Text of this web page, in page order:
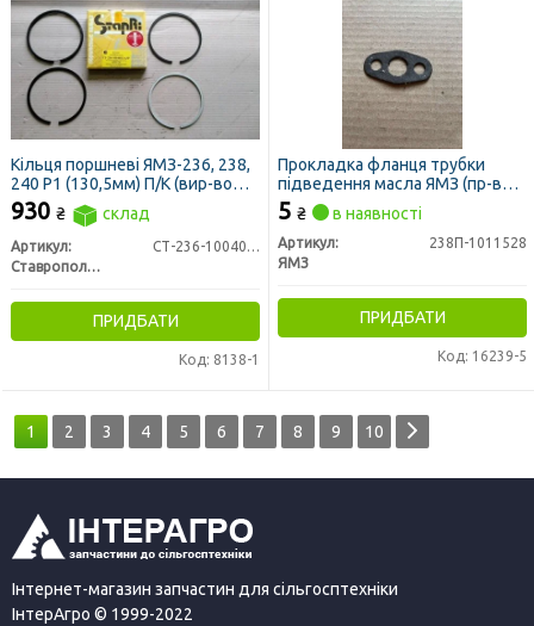
Кільця поршневі ЯМЗ-236, 238,
240 Р1 (130,5мм) П/К (вир-во
СТАПРІ)
930 ₴ склад
Артикул:
СТ-236-1004002-А3Р
Ставропольский Завод Поршневых Колец
ПРИДБАТИ
Код: 8138-1
Прокладка фланця трубки
підведення масла ЯМЗ (пр-во
ЯМЗ)
5 ₴ в наявності
Артикул:
238П-1011528
ЯМЗ
ПРИДБАТИ
Код: 16239-5
1 2 3 4 5 6 7 8 9 10
Інтернет-магазин запчастин для сільгосптехніки
ІнтерАгро © 1999-2022